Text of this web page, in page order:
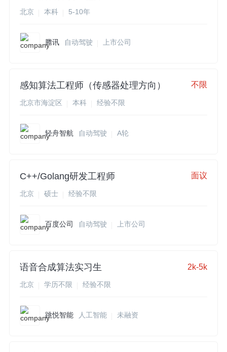
北京 本科 5-10年
腾讯 自动驾驶 上市公司
感知算法工程师（传感器处理方向） 不限
北京市海淀区 本科 经验不限
轻舟智航 自动驾驶 A轮
C++/Golang研发工程师 面议
北京 硕士 经验不限
百度公司 自动驾驶 上市公司
语音合成算法实习生 2k-5k
北京 学历不限 经验不限
跳悦智能 人工智能 未融资